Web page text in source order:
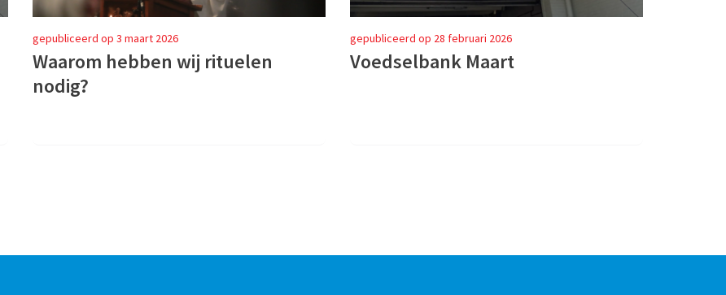
gepubliceerd op 3 maart 2026
Waarom hebben wij rituelen
nodig?
gepubliceerd op 28 februari 2026
Voedselbank Maart